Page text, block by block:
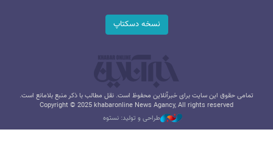
نسخه دسکتاپ
تمامی حقوق این سایت برای خبرآنلاین محفوظ است. نقل مطالب با ذکر منبع بلامانع است.
Copyright © 2025 khabaronline News Agancy, All rights reserved
طراحی و تولید: نستوه